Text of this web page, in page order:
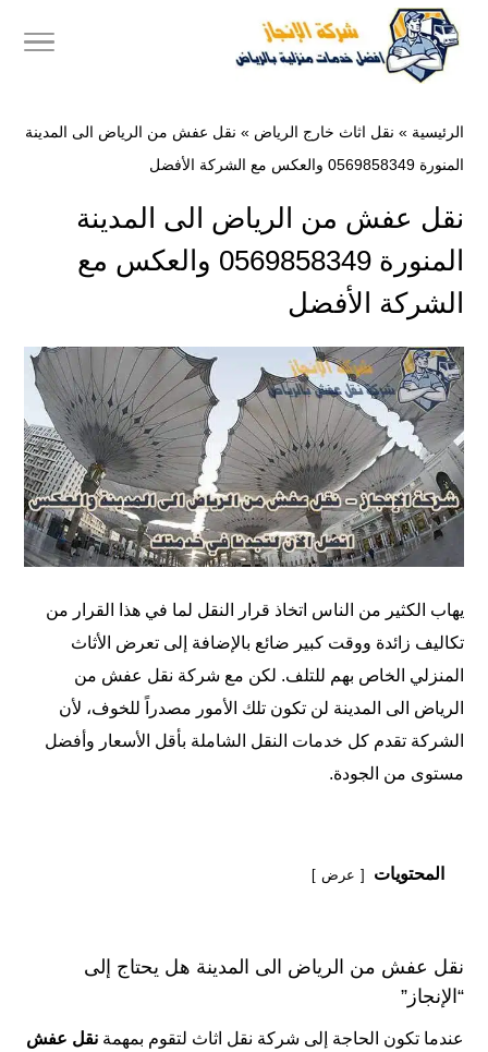
الرئيسية » نقل اثاث خارج الرياض » نقل عفش من الرياض الى المدينة
المنورة 0569858349 والعكس مع الشركة الأفضل
نقل عفش من الرياض الى المدينة
المنورة 0569858349 والعكس مع
الشركة الأفضل
يهاب الكثير من الناس اتخاذ قرار النقل لما في هذا القرار من
تكاليف زائدة ووقت كبير ضائع بالإضافة إلى تعرض الأثاث
المنزلي الخاص بهم للتلف. لكن مع شركة نقل عفش من
الرياض الى المدينة لن تكون تلك الأمور مصدراً للخوف، لأن
الشركة تقدم كل خدمات النقل الشاملة بأقل الأسعار وأفضل
مستوى من الجودة.
المحتويات عرض
نقل عفش من الرياض الى المدينة هل يحتاج إلى
“الإنجاز”
عندما تكون الحاجة إلى شركة نقل اثاث لتقوم بمهمة نقل عفش